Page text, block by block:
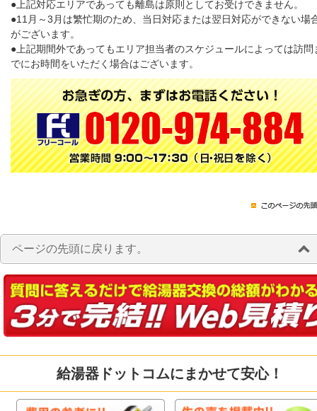
●上記対応エリアであっても離島は原則としてお受けできません。
●11月～3月は繁忙期のため、当日対応または翌日対応ができない場
がございます。
●上記期間外であってもエリア担当者のスケジュールによっては訪問
でにお時間をいただく場合はございます。
ページの先頭に戻ります。
給湯器ドットコムにまかせて安心！